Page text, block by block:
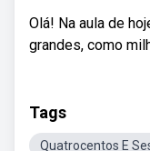
Olá! Na aula de
grandes, como
Tags
Quatrocentos E